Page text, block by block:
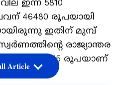
ഇന്ന് 5810
46480 രൂപയായി
ഇതിന് മുമ്പ്
രാജ്യാന്തര
ഗ്രാമിന് 75 രൂപയാണ്
Article